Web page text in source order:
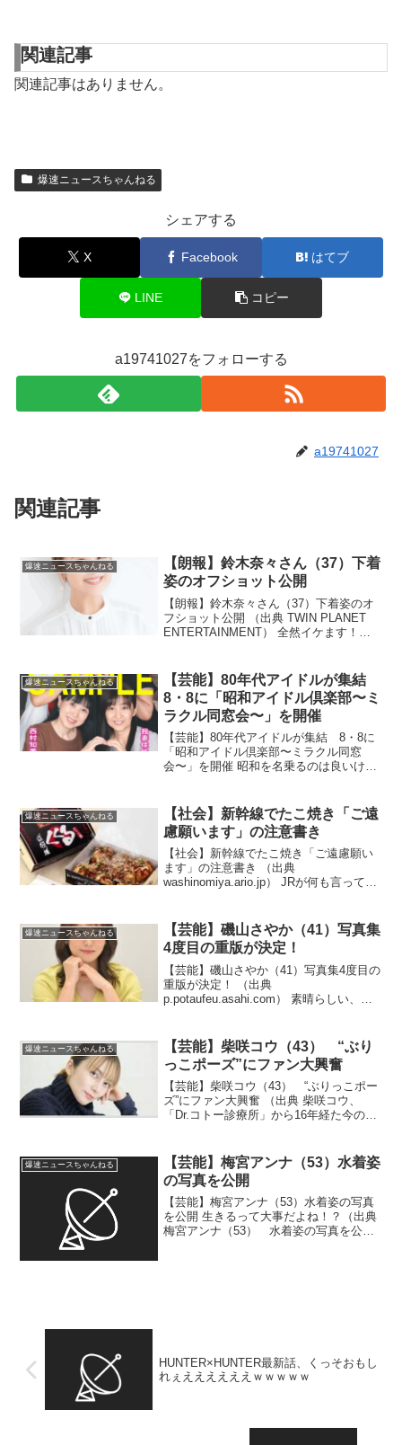
関連記事
関連記事はありません。
爆速ニュースちゃんねる
シェアする
X Facebook はてブ
LINE コピー
a19741027をフォローする
a19741027
関連記事
爆速ニュースちゃんねる
【朗報】鈴木奈々さん（37）下着
姿のオフショット公開
【朗報】鈴木奈々さん（37）下着姿のオ
フショット公開 （出典 TWIN PLANET
ENTERTAINMENT） 全然イケます！？
でも動く名無し ：2025...
爆速ニュースちゃんねる
【芸能】80年代アイドルが集結
8・8に「昭和アイドル倶楽部〜ミ
ラクル同窓会〜」を開催
【芸能】80年代アイドルが集結 8・8に
「昭和アイドル倶楽部〜ミラクル同窓
会〜」を開催 昭和を名乗るのは良いけど
代、80年代アイドルが集結 8・8に「昭
和アイドル俱楽...
爆速ニュースちゃんねる
【社会】新幹線でたこ焼き「ご遠
慮願います」の注意書き
【社会】新幹線でたこ焼き「ご遠慮願い
ます」の注意書き （出典
washinomiya.ario.jp） JRが何も言ってな
願います」の注意書き オードリー春日
は車内で...
爆速ニュースちゃんねる
【芸能】磯山さやか（41）写真集
4度目の重版が決定！
【芸能】磯山さやか（41）写真集4度目の
重版が決定！ （出典
p.potaufeu.asahi.com） 素晴らしい、次
発売から1年、異例のロングセールスを記
録 ビ...
爆速ニュースちゃんねる
【芸能】柴咲コウ（43） “ぶり
っこポーズ”にファン大興奮
【芸能】柴咲コウ（43） “ぶりっこポー
ズ”にファン大興奮 （出典 柴咲コウ、
「Dr.コトー診療所」から16年経た今の生
コウ “ぶりっこポーズ”にファン大興奮
「...
爆速ニュースちゃんねる
【芸能】梅宮アンナ（53）水着姿
の写真を公開
【芸能】梅宮アンナ（53）水着姿の写真
を公開 生きるって大事だよね！？（出典
梅宮アンナ（53） 水着姿の写真を公開
HUNTER×HUNTER最新話、くっそおもし
れぇええええええｗｗｗｗｗ